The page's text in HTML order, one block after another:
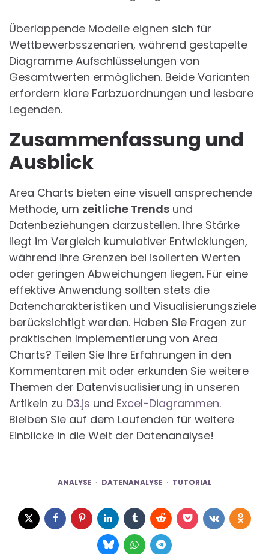
Überlappende Modelle eignen sich für
Wettbewerbsszenarien, während gestapelte
Diagramme Aufschlüsselungen von
Gesamtwerten ermöglichen. Beide Varianten
erfordern klare Farbzuordnungen und lesbare
Legenden.
Zusammenfassung und
Ausblick
Area Charts bieten eine visuell ansprechende
Methode, um zeitliche Trends und
Datenbeziehungen darzustellen. Ihre Stärke
liegt im Vergleich kumulativer Entwicklungen,
während ihre Grenzen bei isolierten Werten
oder geringen Abweichungen liegen. Für eine
effektive Anwendung sollten stets die
Datencharakteristiken und Visualisierungsziele
berücksichtigt werden. Haben Sie Fragen zur
praktischen Implementierung von Area
Charts? Teilen Sie Ihre Erfahrungen in den
Kommentaren mit oder erkunden Sie weitere
Themen der Datenvisualisierung in unseren
Artikeln zu D3.js und Excel-Diagrammen.
Bleiben Sie auf dem Laufenden für weitere
Einblicke in die Welt der Datenanalyse!
ANALYSE DATENANALYSE TUTORIAL